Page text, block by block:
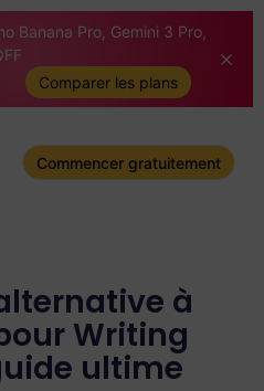
Banana Pro, Gemini 3 Pro,
Comparer les plans
Commencer gratuitement
à
Writing
ultime